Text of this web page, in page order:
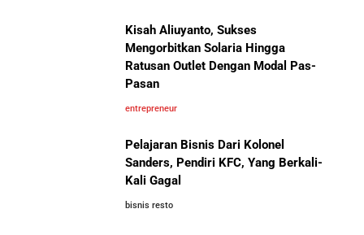
Jepang, Malaysia, dan Arab Saudi
10 Situs E-Commerce China
Terbaik untuk Kulakan Barang
Jangan Mau Selamanya Jadi Karyawan! Saatnya
Menjadi Pengusaha dan Mengubah Hidup Anda
UMKM Indonesia Menembus Pasar Global
5 Pengusaha Pribumi Tersukses Dalam Bisnis
Lima Salesman Dunia yang Menjadi Miliarder Sukses
Kisah Aliuyanto, Sukses
Mengorbitkan Solaria Hingga
Ratusan Outlet Dengan Modal Pas-
Pasan
entrepreneur
Pelajaran Bisnis Dari Kolonel
Sanders, Pendiri KFC, Yang Berkali-
Kali Gagal
bisnis resto